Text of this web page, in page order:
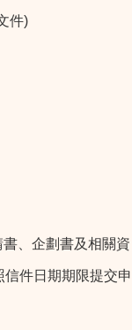
件)
、企劃書及相關資
件日期期限提交申